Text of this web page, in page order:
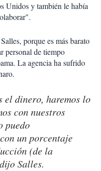
Unidos y también le había
porque es más barato
personal de tiempo
La agencia ha sufrido
el dinero, haremos lo
con nuestros
puedo
un porcentaje
(de la
Salles.